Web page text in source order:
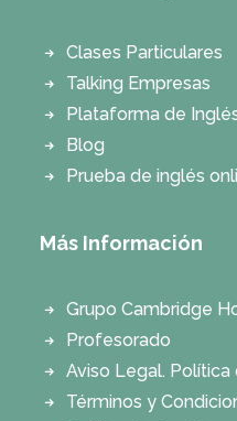
Clases Particulares
Talking Empresas
Plataforma de
Blog
Prueba de inglés
Más Información
Grupo Cambridge
Profesorado
Aviso Legal. Política
Términos y